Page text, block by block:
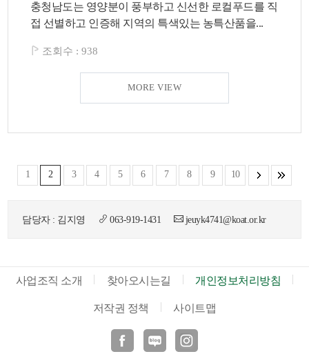
충청남도는 영양분이 풍부하고 신선한 로컬푸드를 직
접 선별하고 인증해 지역의 특색있는 농특산품을...
조회수 : 938
MORE VIEW
1 2 3 4 5 6 7 8 9 10
담당자 : 김지영 063-919-1431 jeuyk4741@koat.or.kr
사업조직 소개 찾아오시는길 개인정보처리방침
저작권 정책 사이트맵
인스타